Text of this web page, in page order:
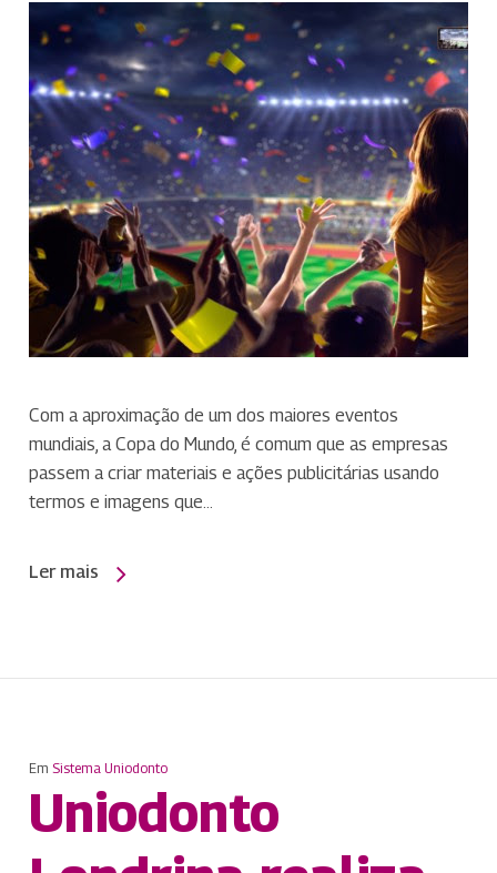
Com a aproximação de um dos maiores eventos
mundiais, a Copa do Mundo, é comum que as empresas
passem a criar materiais e ações publicitárias usando
termos e imagens que…
Ler mais
Em Sistema Uniodonto
Uniodonto